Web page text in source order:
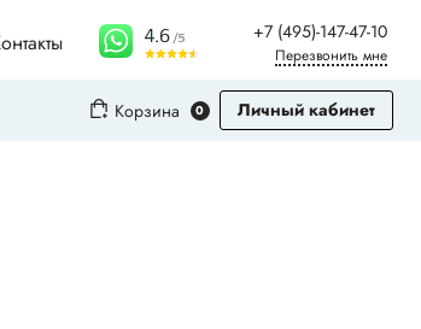
+7 (495)-147-47-10
Перезвонить мне
Корзина 0
Личный кабинет